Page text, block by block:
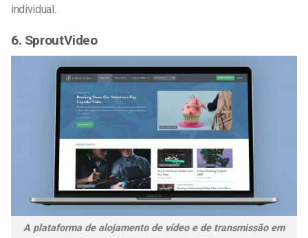
individual.
6. SproutVideo
A plataforma de alojamento de vídeo e de transmissão em